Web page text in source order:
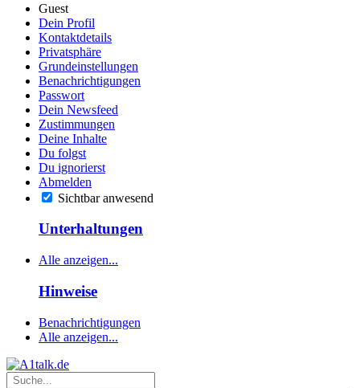
Guest
Dein Profil
Kontaktdetails
Privatsphäre
Grundeinstellungen
Benachrichtigungen
Passwort
Dein Newsfeed
Zustimmungen
Deine Inhalte
Du folgst
Du ignorierst
Abmelden
Sichtbar anwesend
Unterhaltungen
Alle anzeigen...
Hinweise
Benachrichtigungen
Alle anzeigen...